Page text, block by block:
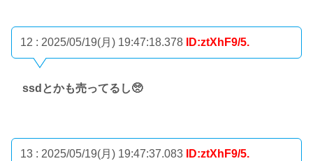
12 : 2025/05/19(月) 19:47:18.378 ID:ztXhF9/5.
ssdとかも売ってるし🥺
13 : 2025/05/19(月) 19:47:37.083 ID:ztXhF9/5.